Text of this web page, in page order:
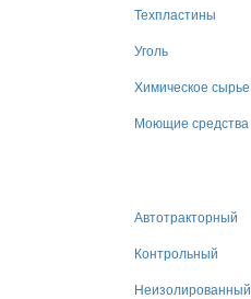
Техпластины
Уголь
Химическое сырье
Моющие средства
Автотракторный
Контрольный
Неизолированный